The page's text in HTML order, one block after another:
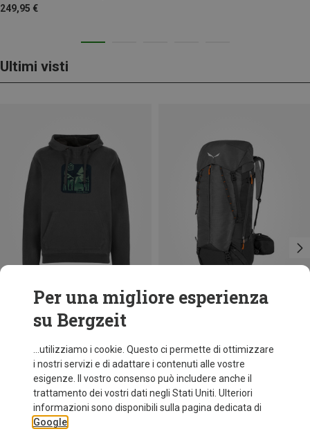
249,95 €
Ultimi visti
Risparmi 20%
Salewa
Zaino Trek Mate 55+5
180,20 €
Per una migliore esperienza
su Bergzeit
...utilizziamo i cookie. Questo ci permette di ottimizzare
i nostri servizi e di adattare i contenuti alle vostre
esigenze. Il vostro consenso può includere anche il
trattamento dei vostri dati negli Stati Uniti. Ulteriori
informazioni sono disponibili sulla pagina dedicata di
Google